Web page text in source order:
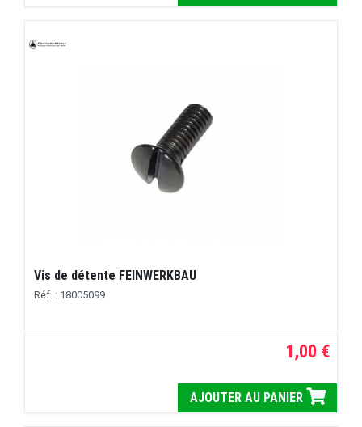
Vis de détente FEINWERKBAU
Réf. : 18005099
1,00 €
AJOUTER AU PANIER